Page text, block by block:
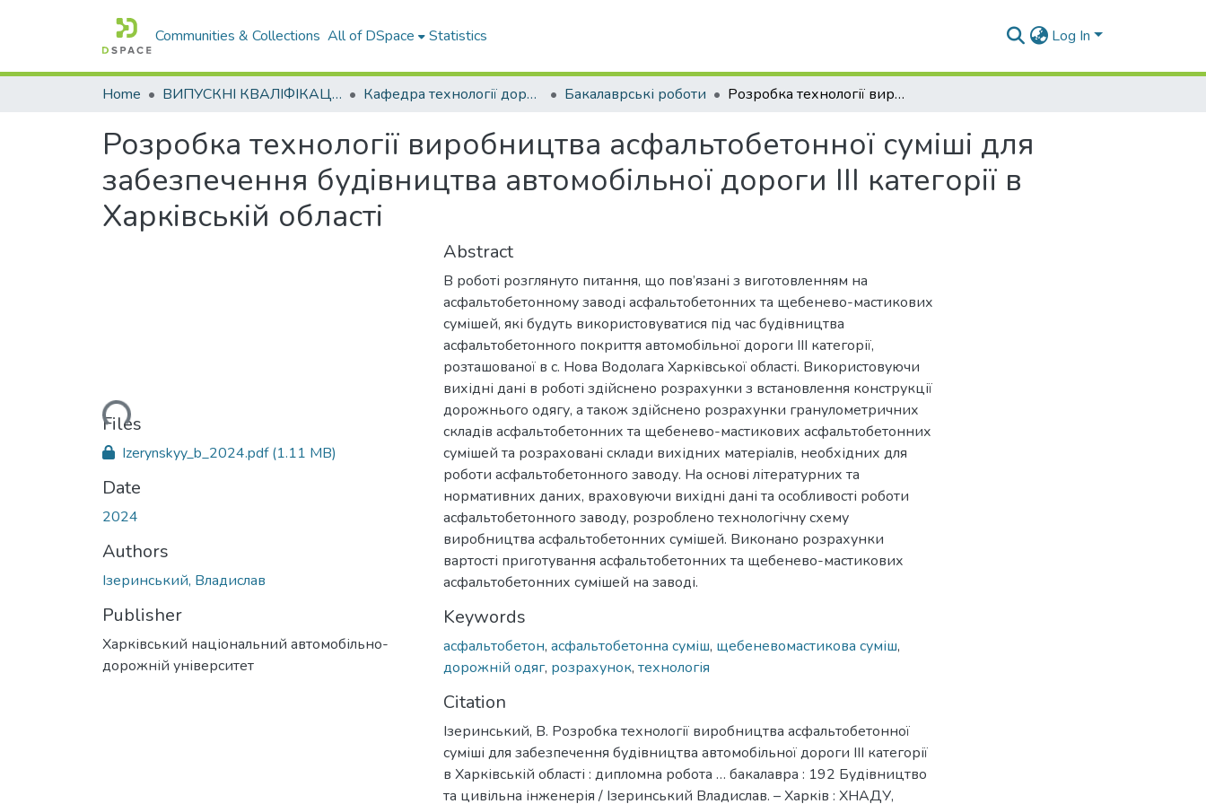
Communities & Collections All of DSpace Statistics Log In
Home ВИПУСКНІ КВАЛІФІКАЦІЙНІ РОБОТИ Кафедра технології дорожньо-будівельних матеріалів Бакалаврські роботи Розробка технології виробництва асфальтобетонної суміші для забезпечення будівництва автомобільної дороги ІІІ категорії в Харківській області
Розробка технології виробництва асфальтобетонної суміші для
забезпечення будівництва автомобільної дороги ІІІ категорії в
Харківській області
Loading...
Files
Izerynskyy_b_2024.pdf(1.11 MB)
Date
2024
Authors
Ізеринський, Владислав
Publisher
Харківський національний автомобільно-
дорожній університет
Abstract
В роботі розглянуто питання, що пов’язані з виготовленням на
асфальтобетонному заводі асфальтобетонних та щебенево-мастикових
сумішей, які будуть використовуватися під час будівництва
асфальтобетонного покриття автомобільної дороги IІІ категорії,
розташованої в с. Нова Водолага Харківської області. Використовуючи
вихідні дані в роботі здійснено розрахунки з встановлення конструкції
дорожнього одягу, а також здійснено розрахунки гранулометричних
складів асфальтобетонних та щебенево-мастикових асфальтобетонних
сумішей та розраховані склади вихідних матеріалів, необхідних для
роботи асфальтобетонного заводу. На основі літературних та
нормативних даних, враховуючи вихідні дані та особливості роботи
асфальтобетонного заводу, розроблено технологічну схему
виробництва асфальтобетонних сумішей. Виконано розрахунки
вартості приготування асфальтобетонних та щебенево-мастикових
асфальтобетонних сумішей на заводі.
Keywords
асфальтобетон, асфальтобетонна суміш, щебеневомастикова суміш,
дорожній одяг, розрахунок, технологія
Citation
Ізеринський, В. Розробка технології виробництва асфальтобетонної
суміші для забезпечення будівництва автомобільної дороги ІІІ категорії
в Харківській області : дипломна робота … бакалавра : 192 Будівництво
та цивільна інженерія / Ізеринський Владислав. – Харків : ХНАДУ,